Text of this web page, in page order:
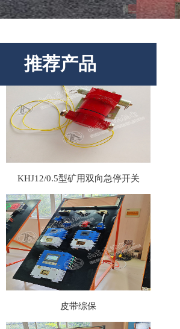
推荐产品
KHJ12/0.5型矿用双向急停开关
皮带综保